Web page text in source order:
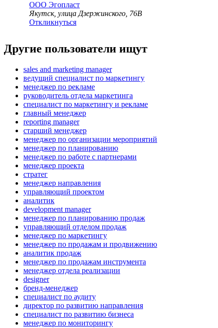
ООО Эгопласт
Якутск, улица Дзержинского, 76В
Откликнуться
Другие пользователи ищут
sales and marketing manager
ведущий специалист по маркетингу
менеджер по рекламе
руководитель отдела маркетинга
специалист по маркетингу и рекламе
главный менеджер
reporting manager
старший менеджер
менеджер по организации мероприятий
менеджер по планированию
менеджер по работе с партнерами
менеджер проекта
стратег
менеджер направления
управляющий проектом
аналитик
development manager
менеджер по планированию продаж
управляющий отделом продаж
менеджер по маркетингу
менеджер по продажам и продвижению
аналитик продаж
менеджер по продажам инструмента
менеджер отдела реализации
designer
бренд-менеджер
специалист по аудиту
директор по развитию направления
специалист по развитию бизнеса
менеджер по мониторингу